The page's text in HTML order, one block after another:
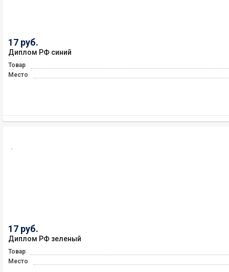
17 руб.
Диплом РФ синий
Товар
Место
17 руб.
Диплом РФ зеленый
Товар
Место